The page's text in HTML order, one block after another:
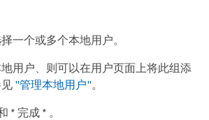
一个或多个本地用户。
用户、则可以在用户页面上将此组添
"管理本地用户"。
* 完成 * 。